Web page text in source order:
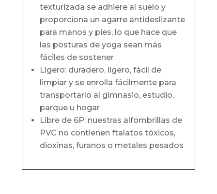
texturizada se adhiere al suelo y
proporciona un agarre antideslizante
para manos y pies, lo que hace que
las posturas de yoga sean más
fáciles de sostener
Ligero: duradero, ligero, fácil de
limpiar y se enrolla fácilmente para
transportarlo al gimnasio, estudio,
parque u hogar
Libre de 6P: nuestras alfombrillas de
PVC no contienen ftalatos tóxicos,
dioxinas, furanos o metales pesados